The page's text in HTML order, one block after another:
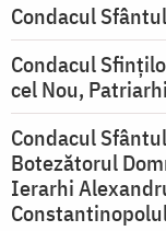
Condacul
Condacul
cel Nou,
Condacul
Botezătorul
Ierarhi